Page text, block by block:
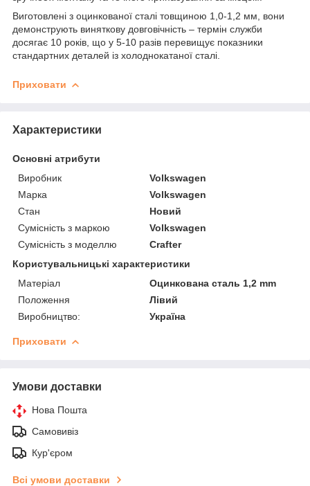
Виготовлені з оцинкованої сталі товщиною 1,0-1,2 мм, вони
демонструють виняткову довговічність – термін служби
досягає 10 років, що у 5-10 разів перевищує показники
стандартних деталей із холоднокатаної сталі.
Приховати
Характеристики
Основні атрибути
Виробник
Volkswagen
Марка
Volkswagen
Стан
Новий
Сумісність з маркою
Volkswagen
Сумісність з моделлю
Crafter
Користувальницькі характеристики
Матеріал
Оцинкована сталь 1,2 mm
Положення
Лівий
Виробництво:
Україна
Приховати
Умови доставки
Нова Пошта
Самовивіз
Кур'єром
Всі умови доставки